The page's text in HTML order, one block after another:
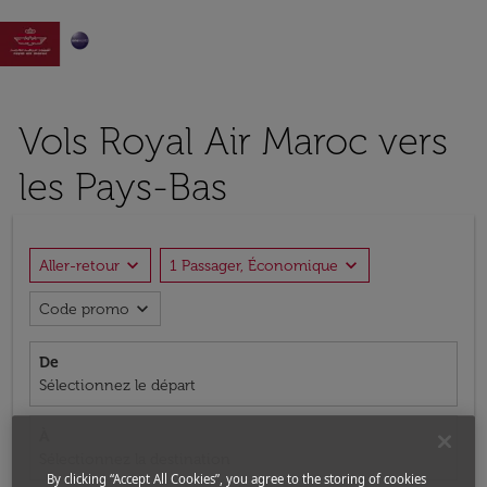

Vols Royal Air Maroc vers
les Pays-Bas
Aller-retour expand_more 1 Passager, Économique expand_more
Code promo expand_more
De
Sélectionnez le départ
By clicking “Accept All Cookies”, you agree to the storing of cookies